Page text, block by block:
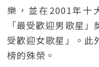
樂，並在2001年十
「最受歡迎男歌星
受歡迎女歌星」。此
榜的殊榮。